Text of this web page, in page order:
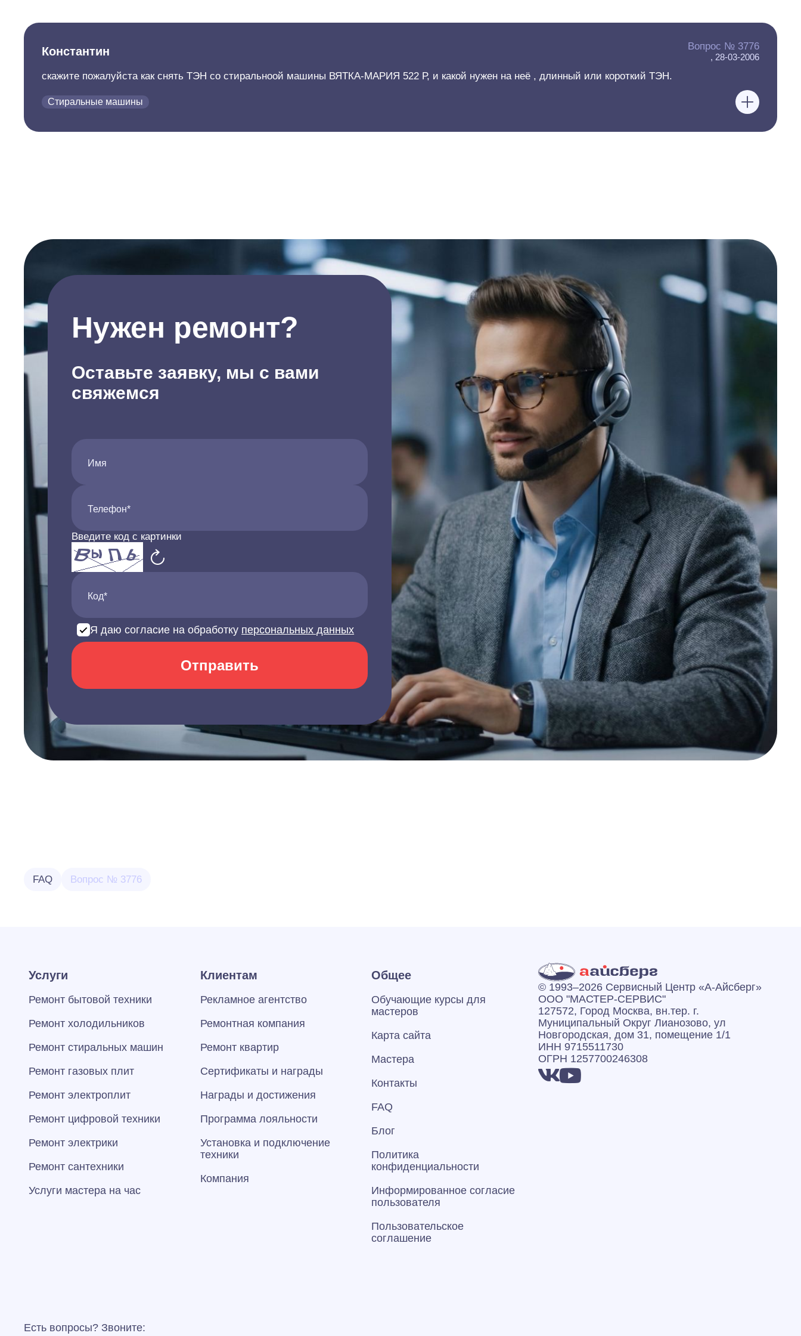
Константин Вопрос № 3776
, 28-03-2006
скажите пожалуйста как снять ТЭН со стиральноой машины ВЯТКА-МАРИЯ 522 Р, и какой нужен на неё , длинный или короткий ТЭН.
Стиральные машины
Нужен ремонт?
Оставьте заявку, мы с вами
свяжемся
Имя
Телефон*
Введите код с картинки
Код*
Я даю согласие на обработку персональных данных
Отправить
FAQ Вопрос № 3776
Услуги
Ремонт бытовой техники
Ремонт холодильников
Ремонт стиральных машин
Ремонт газовых плит
Ремонт электроплит
Ремонт цифровой техники
Ремонт электрики
Ремонт сантехники
Услуги мастера на час
Клиентам
Рекламное агентство
Ремонтная компания
Ремонт квартир
Сертификаты и награды
Награды и достижения
Программа лояльности
Установка и подключение
техники
Компания
Общее
Обучающие курсы для
мастеров
Карта сайта
Мастера
Контакты
FAQ
Блог
Политика
конфиденциальности
Информированное согласие
пользователя
Пользовательское
соглашение
© 1993–2026 Сервисный Центр «А‑Айсберг»
ООО "МАСТЕР-СЕРВИС"
127572, Город Москва, вн.тер. г.
Муниципальный Округ Лианозово, ул
Новгородская, дом 31, помещение 1/1
ИНН 9715511730
ОГРН 1257700246308
Есть вопросы? Звоните: